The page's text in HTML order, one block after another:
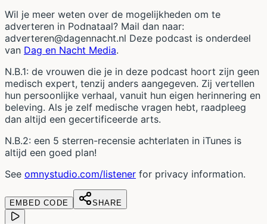
Wil je meer weten over de mogelijkheden om te
adverteren in Podnataal? Mail dan naar:
adverteren@dagennacht.nl Deze podcast is onderdeel
van Dag en Nacht Media.
N.B.1: de vrouwen die je in deze podcast hoort zijn geen
medisch expert, tenzij anders aangegeven. Zij vertellen
hun persoonlijke verhaal, vanuit hun eigen herinnering en
beleving. Als je zelf medische vragen hebt, raadpleeg
dan altijd een gecertificeerde arts.
N.B.2: een 5 sterren-recensie achterlaten in iTunes is
altijd een goed plan!
See omnystudio.com/listener for privacy information.
EMBED CODE SHARE